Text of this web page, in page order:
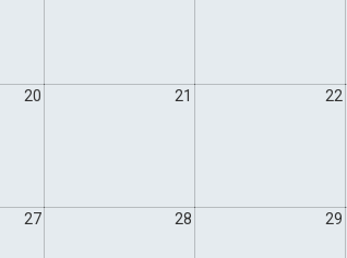
20 21 22
27 28 29